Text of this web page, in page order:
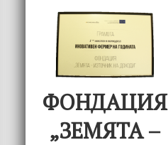
ФОНДАЦИЯ
„ЗЕМЯТА –